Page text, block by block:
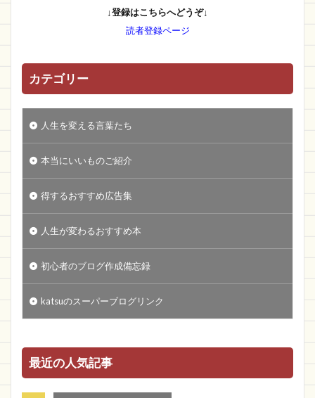
↓登録はこちらへどうぞ↓
読者登録ページ
カテゴリー
人生を変える言葉たち
本当にいいものご紹介
得するおすすめ広告集
人生が変わるおすすめ本
初心者のブログ作成備忘録
katsuのスーパーブログリンク
最近の人気記事